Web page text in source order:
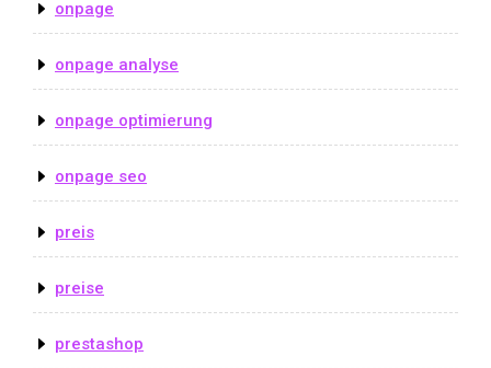
onpage
onpage analyse
onpage optimierung
onpage seo
preis
preise
prestashop